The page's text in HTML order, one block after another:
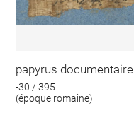
papyrus documentaire
-30 / 395
(époque romaine)